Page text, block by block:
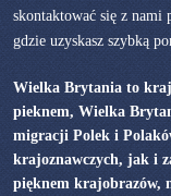
skontaktować się z nami
gdzie uzyskasz szybką
Wielka Brytania to kraj
pieknem, Wielka
migracji Polek i
krajoznawczych, jak i
pięknem krajobrazów,